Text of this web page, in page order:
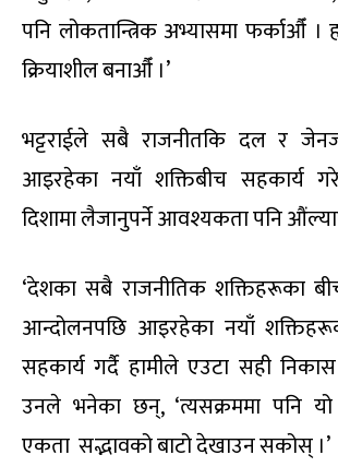
पनि लोकतान्त्रिक अभ्यासमा फर्काऔँ ।
क्रियाशील बनाऔँ ।’
भट्टराईले सबै राजनीतकि दल र
आइरहेका नयाँ शक्तिबीच सहकार्य
दिशामा लैजानुपर्ने आवश्यकता पनि
‘देशका सबै राजनीतिक शक्तिहरूका
आन्दोलनपछि आइरहेका नयाँ
सहकार्य गर्दै हामीले एउटा सही
उनले भनेका छन्, ‘त्यसक्रममा पनि
एकता सद्भावको बाटो देखाउन सकोस् ।’